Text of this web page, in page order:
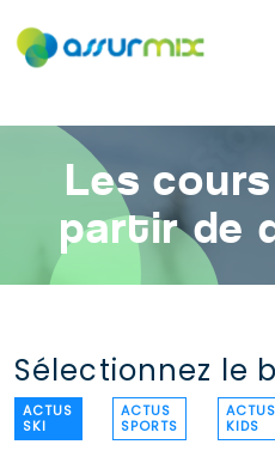
Assurance ski
Les
partir de
Sélectionnez le
ACTUS
SKI
ACTUS
SPORTS
ACTUS
KIDS